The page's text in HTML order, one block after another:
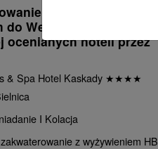
z obiadokolacją i
Wellness i Spa: Jeden
ocenianych hoteli przez
& Spa Hotel Kaskady ★★★★
I Kolacja
z wyżywieniem